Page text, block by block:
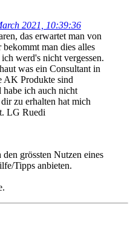
2021, 10:39:36
das erwartet man von
man dies alles
werd's nicht vergessen.
was ein Consultant in
AK Produkte sind
ich auch nicht
zu erhalten hat mich
LG Ruedi
grössten Nutzen eines
Tipps anbieten.